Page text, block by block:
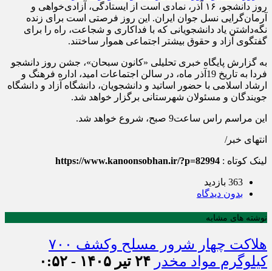
روز دانشجو، ۱۶ آذر، نمادی است از ایستادگی، آزادی‌خواهی و
آرمان‌گرایی نسل جوان ایران. این روز فرصتی است برای زنده
نگه‌داشتن یاد دانشجویانی که با فداکاری و شجاعت، راه را برای
گفتگوی آزاد و حقوق بیشتر اجتماعی هموار ساختند.
به گزارش پایگاه خبری تحلیلی «کانون سبحان»، جشن روز دانشجو
فردا به تاریخ 19آذر ماه، در سالن اجتماعات امید، اداره فرهنگ و
ارشاد اسلامی با حضور اساتید و دانشجویان، دانشگاه آزاد و دانشگاه
جویندگان و مسئولان شهرستانی برگزار خواهد شد.
این مراسم راس ساعت9 صبح، شروع خواهد شد.
انتهای خبر/
لینک کوتاه : https://www.kanoonsobhan.ir/?p=82994
363 بازدید
بدون دیدگاه
نوشته های مشابه
هلاکت چهار شرور مسلح وکشف ۷۰۰
کیلوگرم مواد مخدر ۲۴ تیر ۱۴۰۵ - ۰:۵۲